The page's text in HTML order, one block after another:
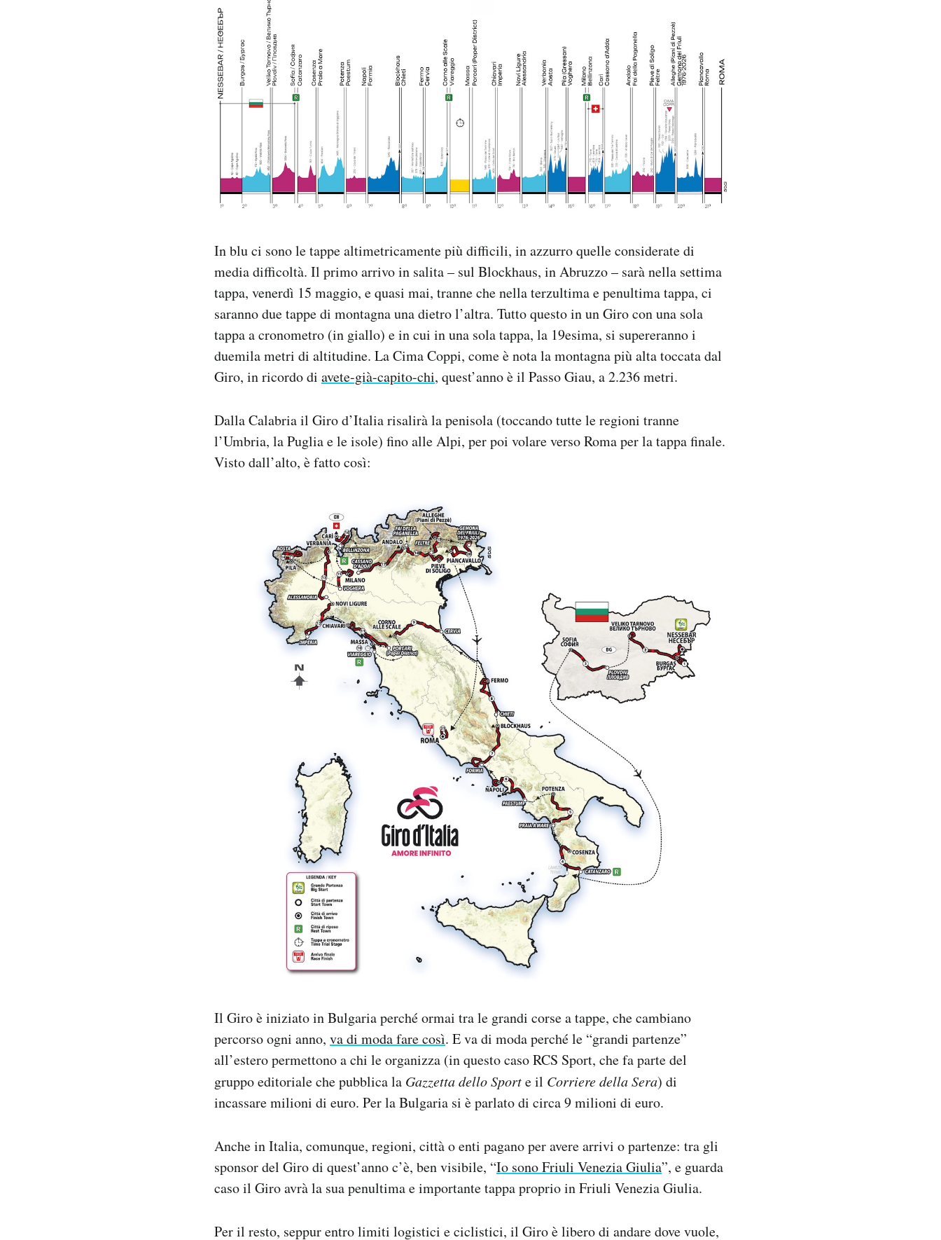
In blu ci sono le tappe altimetricamente più difficili, in azzurro quelle considerate di
media difficoltà. Il primo arrivo in salita – sul Blockhaus, in Abruzzo – sarà nella settima
tappa, venerdì 15 maggio, e quasi mai, tranne che nella terzultima e penultima tappa, ci
saranno due tappe di montagna una dietro l’altra. Tutto questo in un Giro con una sola
tappa a cronometro (in giallo) e in cui in una sola tappa, la 19esima, si supereranno i
duemila metri di altitudine. La Cima Coppi, come è nota la montagna più alta toccata dal
Giro, in ricordo di avete-già-capito-chi, quest’anno è il Passo Giau, a 2.236 metri.
Dalla Calabria il Giro d’Italia risalirà la penisola (toccando tutte le regioni tranne
l’Umbria, la Puglia e le isole) fino alle Alpi, per poi volare verso Roma per la tappa finale.
Visto dall’alto, è fatto così:
Il Giro è iniziato in Bulgaria perché ormai tra le grandi corse a tappe, che cambiano
percorso ogni anno, va di moda fare così. E va di moda perché le “grandi partenze”
all’estero permettono a chi le organizza (in questo caso RCS Sport, che fa parte del
gruppo editoriale che pubblica la Gazzetta dello Sporte il Corriere della Sera) di
incassare milioni di euro. Per la Bulgaria si è parlato di circa 9 milioni di euro.
Anche in Italia, comunque, regioni, città o enti pagano per avere arrivi o partenze: tra gli
sponsor del Giro di quest’anno c’è, ben visibile, “Io sono Friuli Venezia Giulia”, e guarda
caso il Giro avrà la sua penultima e importante tappa proprio in Friuli Venezia Giulia.
Per il resto, seppur entro limiti logistici e ciclistici, il Giro è libero di andare dove vuole,